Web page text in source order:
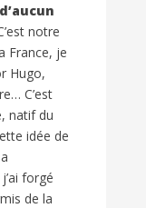
notre
France, je
Hugo,
C’est
natif du
idée de
forgé
de la